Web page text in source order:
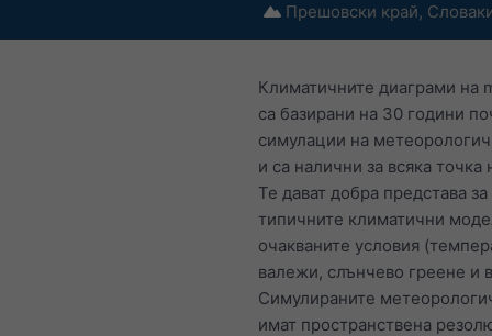
Прешовски край,
Климатичните диаграми на
са базирани на 30 години
симулации на
и са налични за всяка точка
Те дават добра представа за
типичните климатични
очакваните условия
валежи, слънчево греене и
Симулираните
имат пространствена